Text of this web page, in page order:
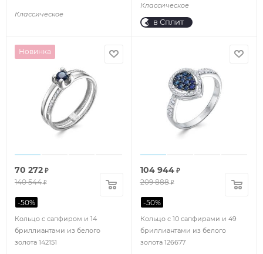
Классическое
Классическое
в Сплит
Новинка
Кольцо с сапфиром и 14
бриллиантами из белого
золота 142151
70 272 ₽
140 544₽
-50%
Кольцо с 10 сапфирами и 49
бриллиантами из белого
золота 126677
104 944₽
209 888₽
-50%